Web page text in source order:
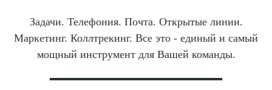
Задачи. Телефония. Почта. Открытые линии.
Маркетинг. Коллтрекинг. Все это - единый и самый
мощный инструмент для Вашей команды.